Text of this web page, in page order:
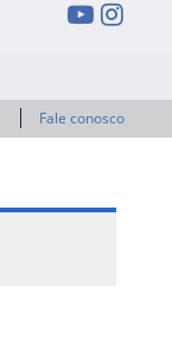
Fale conosco